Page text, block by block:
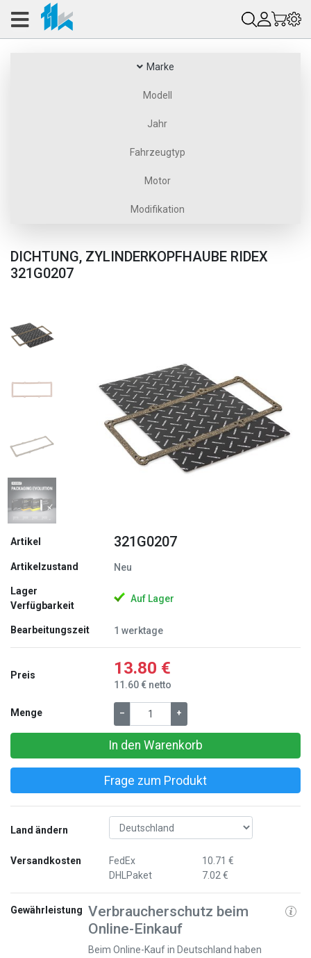
Marke
Modell
Jahr
Fahrzeugtyp
Motor
Modifikation
DICHTUNG, ZYLINDERKOPFHAUBE RIDEX
321G0207
Zurück
Artikel 321G0207
Artikelzustand Neu
Lager
Verfügbarkeit
Auf Lager
Bearbeitungszeit 1 werktage
Preis 13.80 €
11.60 € netto
Menge – +
In den Warenkorb
Frage zum Produkt
Land ändern
Versandkosten
FedEx
DHLPaket
10.71 €
7.02 €
Gewährleistung Verbraucherschutz beim
Online-Einkauf
Beim Online-Kauf in Deutschland haben